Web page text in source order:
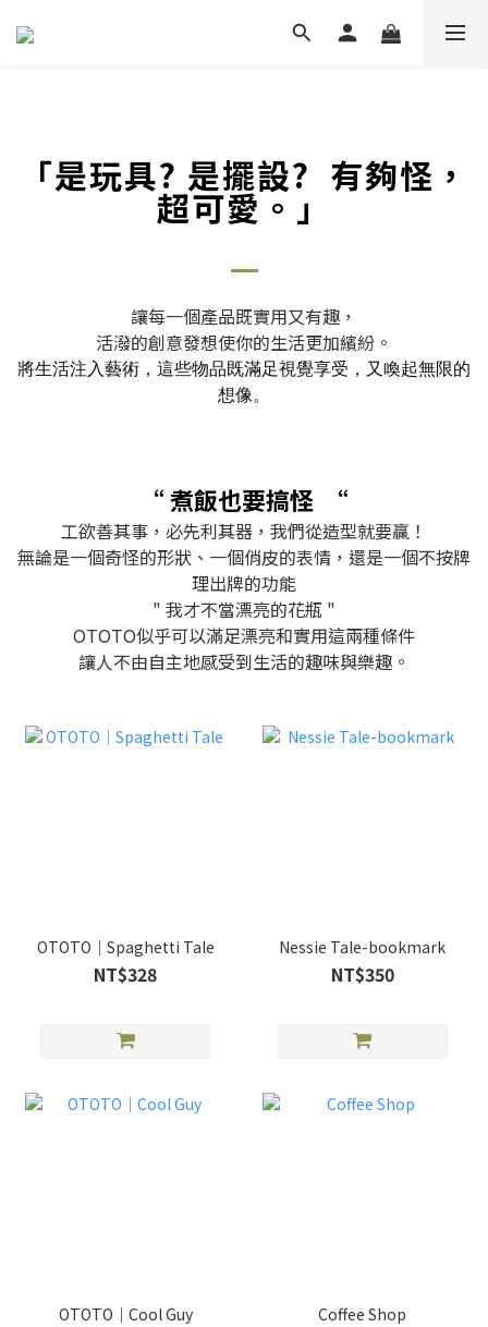
「是玩具? 是擺設? 有夠怪，
超可愛。」
讓每一個產品既實用又有趣，
活潑的創意發想使你的生活更加繽紛。
將生活注入藝術，這些物品既滿足視覺享受，又喚起無限的
想像。
“ 煮飯也要搞怪 “
工欲善其事，必先利其器，我們從造型就要贏！
無論是一個奇怪的形狀、一個俏皮的表情，還是一個不按牌
理出牌的功能
" 我才不當漂亮的花瓶 "
OTOTO似乎可以滿足漂亮和實用這兩種條件
讓人不由自主地感受到生活的趣味與樂趣。
OTOTO｜Spaghetti Tale
NT$328
Nessie Tale-bookmark
NT$350
OTOTO｜Cool Guy Coffee Shop